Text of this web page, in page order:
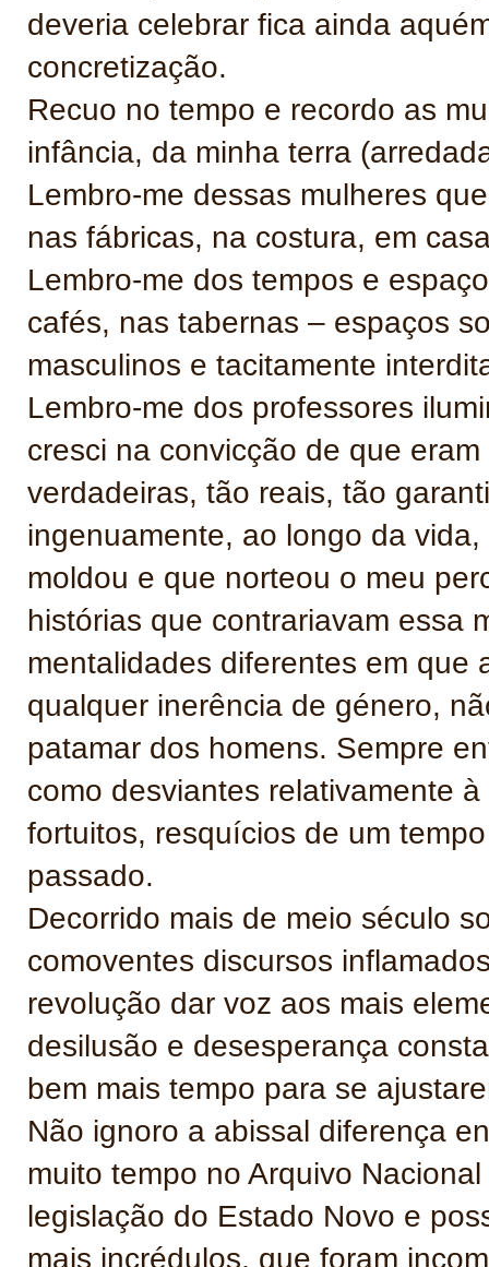
deveria celebrar fica ainda
concretização.
Recuo no tempo e recordo as
infância, da minha terra
Lembro-me dessas mulheres
nas fábricas, na costura, em
Lembro-me dos tempos e
cafés, nas tabernas – espaços
masculinos e tacitamente
Lembro-me dos professores
cresci na convicção de que
verdadeiras, tão reais, tão
ingenuamente, ao longo da
moldou e que norteou o meu
histórias que contrariavam essa
mentalidades diferentes em que
qualquer inerência de género,
patamar dos homens. Sempre
como desviantes relativamente
fortuitos, resquícios de um
passado.
Decorrido mais de meio século
comoventes discursos
revolução dar voz aos mais
desilusão e desesperança
bem mais tempo para se
Não ignoro a abissal diferença
muito tempo no Arquivo
legislação do Estado Novo e
mais incrédulos, que foram